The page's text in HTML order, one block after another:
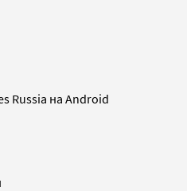
Russia на Android